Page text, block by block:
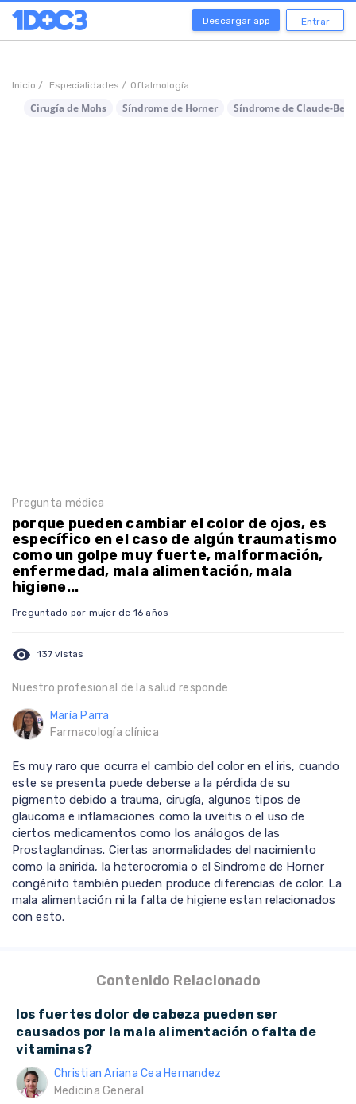
Descargar app Entrar
Inicio / Especialidades / Oftalmología
Cirugía de Mohs Síndrome de Horner Síndrome de Claude-
Pregunta médica
porque pueden cambiar el color de ojos, es
específico en el caso de algún traumatismo
como un golpe muy fuerte, malformación,
enfermedad, mala alimentación, mala
higiene...
Preguntado por mujer de 16 años
visibility 137 vistas
Nuestro profesional de la salud responde
María Parra
Farmacología clínica
Es muy raro que ocurra el cambio del color en el iris, cuando
este se presenta puede deberse a la pérdida de su
pigmento debido a trauma, cirugía, algunos tipos de
glaucoma e inflamaciones como la uveitis o el uso de
ciertos medicamentos como los análogos de las
Prostaglandinas. Ciertas anormalidades del nacimiento
como la anirida, la heterocromia o el Sindrome de Horner
congénito también pueden produce diferencias de color. La
mala alimentación ni la falta de higiene estan relacionados
con esto.
Contenido Relacionado
los fuertes dolor de cabeza pueden ser
causados por la mala alimentación o falta de
vitaminas?
Christian Ariana Cea Hernandez
Medicina General